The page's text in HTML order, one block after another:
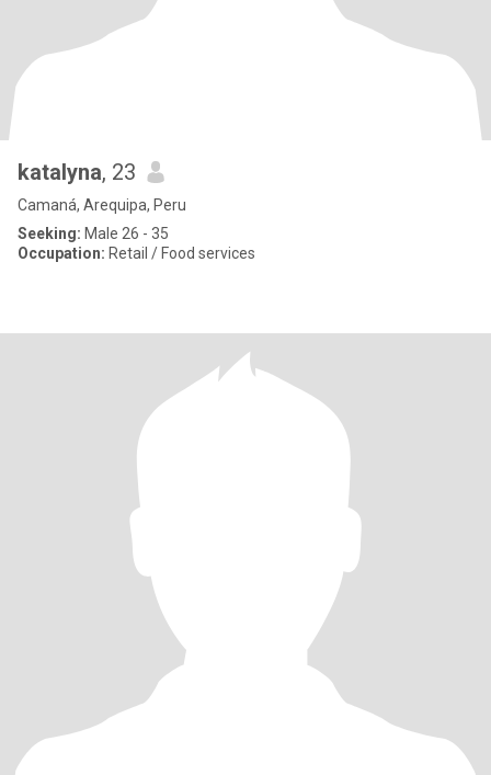
katalyna, 23
Camaná, Arequipa, Peru
Seeking: Male 26 - 35
Occupation: Retail / Food services